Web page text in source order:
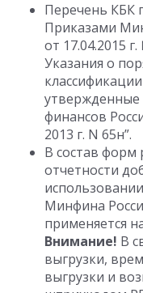
Перечень КБК
Приказами
от 17.04.2015
Указания о
утвержденные
финансов
2013 г. N 65н”.
В состав форм
отчетности
Минфина
применяется
Внимание! В
выгрузки,
выгрузки и